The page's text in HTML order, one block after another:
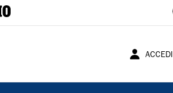
ACCEDI